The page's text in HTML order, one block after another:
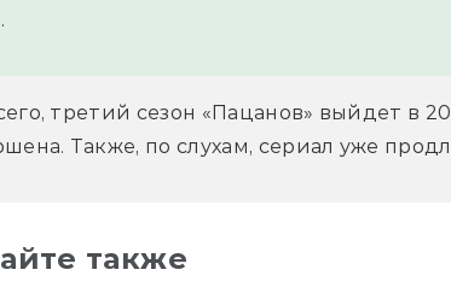
третий сезон «Пацанов» выйдет в
Также, по слухам, сериал уже
также